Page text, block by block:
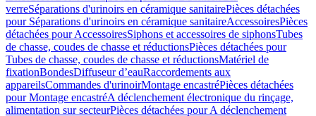
verreSéparations d'urinoirs en céramique sanitairePièces détachées
pour Séparations d'urinoirs en céramique sanitaireAccessoiresPièces
détachées pour AccessoiresSiphons et accessoires de siphonsTubes
de chasse, coudes de chasse et réductionsPièces détachées pour
Tubes de chasse, coudes de chasse et réductionsMatériel de
fixationBondesDiffuseur d’eauRaccordements aux
appareilsCommandes d'urinoirMontage encastréPièces détachées
pour Montage encastréA déclenchement électronique du rinçage,
alimentation sur secteurPièces détachées pour A déclenchement